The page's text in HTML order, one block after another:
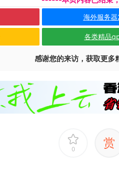
海外服务器
各类精品
感谢您的来访，获取更多
0 赏